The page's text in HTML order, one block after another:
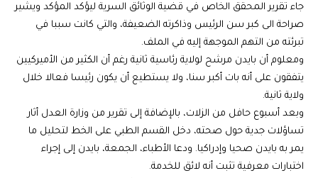
جاء تقرير المحقق الخاص في قضية الوثائق السرية ليؤكد المؤكد ويشير
صراحة الى كبر سن الرئيس وذاكرته الضعيفة، والتي كانت سببا في
تبرئته من التهم الموجهة إليه في الملف.
ومعلوم أن بايدن مرشح لولاية رئاسية ثانية رغم أن الكثير من الأميركيين
يتفقون على أنه بات أكبر سنا، ولا يستطيع أن يكون رئيسا فعالا خلال
ولاية ثانية.
وبعد أسبوع حافل من الزلات، بالإضافة إلى تقرير من وزارة العدل أثار
تساؤلات جدية حول صحته، دخل القسم الطبي على الخط لتحليل ما
يمر به بايدن صحيا وإدراكيا. ودعا الأطباء، الجمعة، بايدن إلى إجراء
اختبارات معرفية تثبت أنه لائق للخدمة.